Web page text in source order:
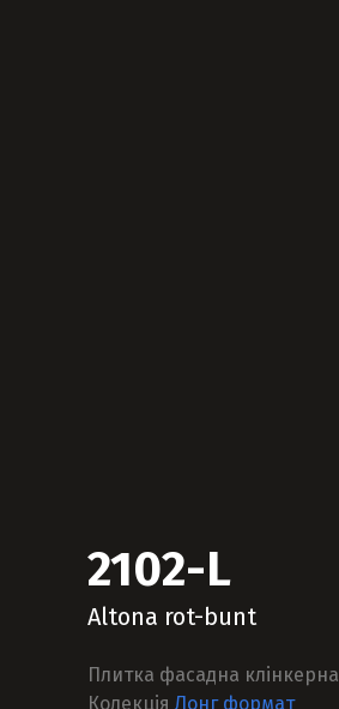
2102-L
Altona rot-bunt
Плитка фасадна клінкерна
КолекціяЛонг формат